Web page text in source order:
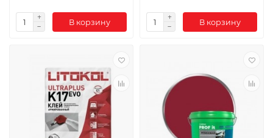
В корзину В корзину